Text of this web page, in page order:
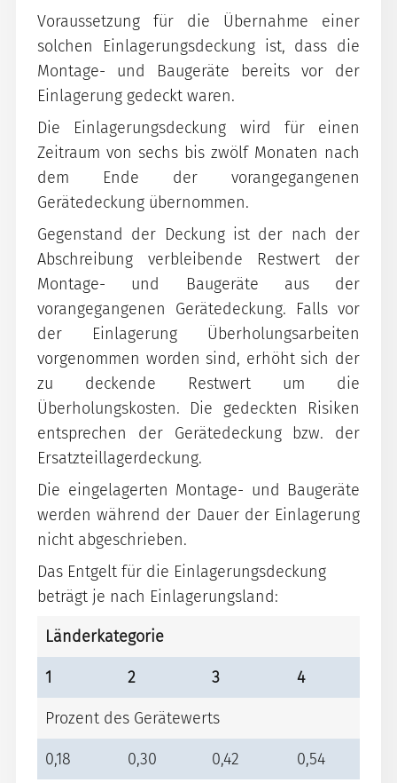
Voraussetzung für die Übernahme einer
solchen Einlagerungsdeckung ist, dass die
Montage- und Baugeräte bereits vor der
Einlagerung gedeckt waren.
Die Einlagerungsdeckung wird für einen
Zeitraum von sechs bis zwölf Monaten nach
dem Ende der vorangegangenen
Gerätedeckung übernommen.
Gegenstand der Deckung ist der nach der
Abschreibung verbleibende Restwert der
Montage- und Baugeräte aus der
vorangegangenen Gerätedeckung. Falls vor
der Einlagerung Überholungsarbeiten
vorgenommen worden sind, erhöht sich der
zu deckende Restwert um die
Überholungskosten. Die gedeckten Risiken
entsprechen der Gerätedeckung bzw. der
Ersatzteillagerdeckung.
Die eingelagerten Montage- und Baugeräte
werden während der Dauer der Einlagerung
nicht abgeschrieben.
Das Entgelt für die Einlagerungsdeckung
beträgt je nach Einlagerungsland:
Länderkategorie
1 2 3 4
Prozent des Gerätewerts
0,18 0,30 0,42 0,54